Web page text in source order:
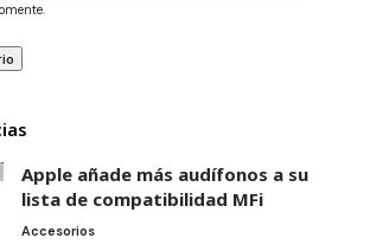
Apple añade más audífonos a su
lista de compatibilidad MFi
Accesorios